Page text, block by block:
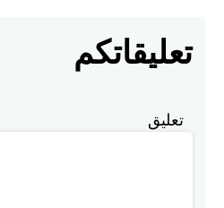
تعليقاتكم
تعليق